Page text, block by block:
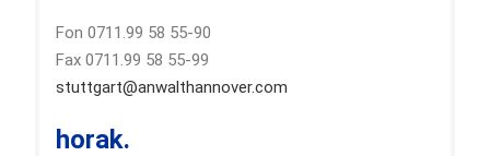
Fon 0711.99 58 55-90
Fax 0711.99 58 55-99
stuttgart@anwalthannover.com
horak.